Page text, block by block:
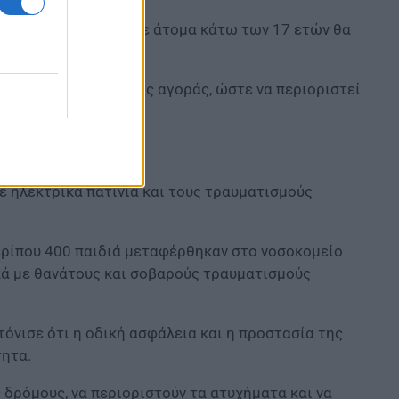
ηλεκτρικό πατίνι σε άτομα κάτω των 17 ετών θα
και στην πλευρά της αγοράς, ώστε να περιοριστεί
πατίνια και τους τραυματισμούς
400 παιδιά μεταφέρθηκαν στο νοσοκομείο
με θανάτους και σοβαρούς τραυματισμούς
ότι η οδική ασφάλεια και η προστασία της
να περιοριστούν τα ατυχήματα και να